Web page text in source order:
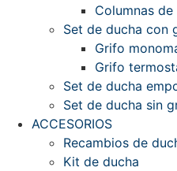
Columnas
Set de ducha con
Grifo
Grifo
Set de ducha
Set de ducha sin
ACCESORIOS
Recambios de
Kit de ducha